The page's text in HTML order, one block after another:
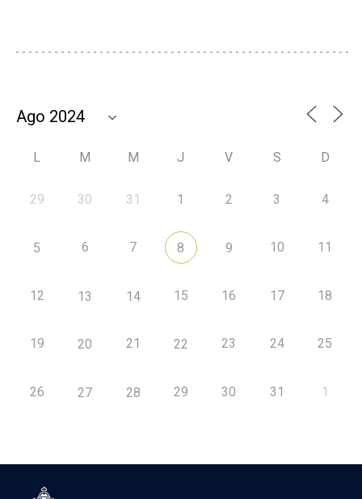
L M M J V S D
29 30 31 1 2 3 4
5 6 7 8 9 10 11
12 13 14 15 16 17 18
19 20 21 22 23 24 25
26 27 28 29 30 31 1